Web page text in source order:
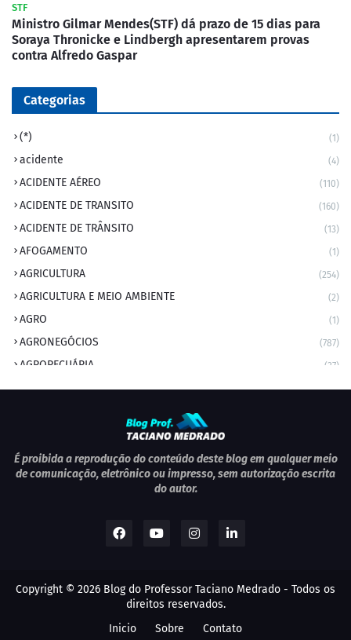
STF
Ministro Gilmar Mendes(STF) dá prazo de 15 dias para
Soraya Thronicke e Lindbergh apresentarem provas
contra Alfredo Gaspar
Categorias
(*) (1)
acidente (4)
ACIDENTE AÉREO (110)
ACIDENTE DE TRANSITO (160)
ACIDENTE DE TRÂNSITO (13)
AFOGAMENTO (1)
AGRICULTURA (254)
AGRICULTURA E MEIO AMBIENTE (2)
AGRO (1)
AGRONEGÓCIOS (787)
AGROPECUÁRIA (37)
AMBIENTE (9)
ANIVERSÁRIO DA CIDADE
ANIVERSÁRIOS (1)
APEXBRASIL (1)
AVIAÇÃO (1)
É proibida a reprodução do conteúdo deste blog em qualquer meio
de comunicação, eletrônico ou impresso, sem autorização escrita
do autor.
Copyright © 2026 Blog do Professor Taciano Medrado - Todos os
direitos reservados.
Inicio
Sobre Contato